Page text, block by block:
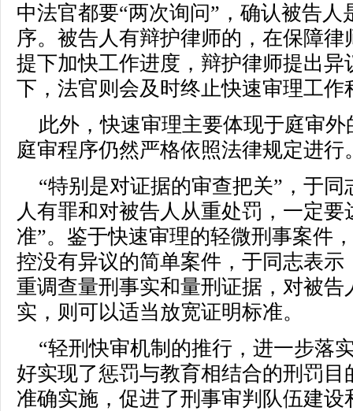
中法官都要“两次询问”，确认被告
序。被告人有辩护律师的，在保障
提下加快工作进度，辩护律师提出
下，法官则会及时终止快速审理工作
此外，快速审理主要体现于庭审
庭审程序仍然严格依照法律规定进行
“特别是对证据的审查把关”，于
人有罪和对被告人从重处罚，一定
准”。鉴于快速审理的轻微刑事案件
控没有异议的简单案件，于同志表
重调查量刑事实和量刑证据，对被
实，则可以适当放宽证明标准。
“轻刑快审机制的推行，进一步落
好实现了惩罚与教育相结合的刑罚目
准确实施，促进了刑事审判队伍建